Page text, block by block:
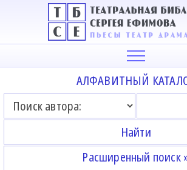
АЛФАВИТНЫЙ
Расширенный поиск